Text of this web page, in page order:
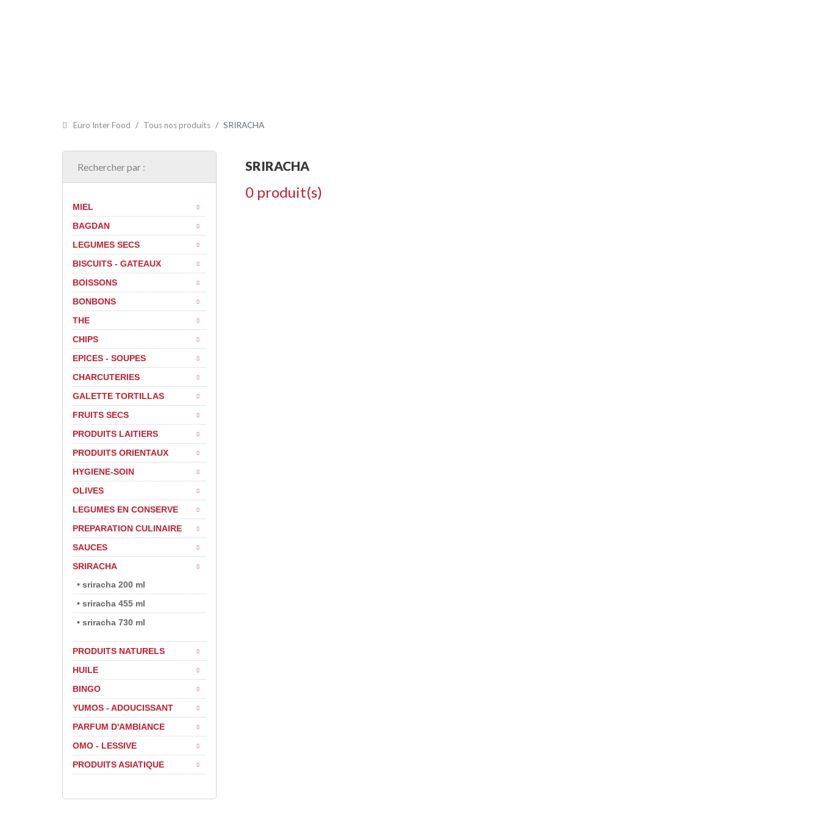
Euro Inter Food Tous nos produits SRIRACHA
Rechercher par :
MIEL
BAGDAN
LEGUMES SECS
BISCUITS - GATEAUX
BOISSONS
BONBONS
THE
CHIPS
EPICES - SOUPES
CHARCUTERIES
GALETTE TORTILLAS
FRUITS SECS
PRODUITS LAITIERS
PRODUITS ORIENTAUX
HYGIENE-SOIN
OLIVES
LEGUMES EN CONSERVE
PREPARATION CULINAIRE
SAUCES
SRIRACHA
• sriracha 200 ml
• sriracha 455 ml
• sriracha 730 ml
PRODUITS NATURELS
HUILE
BINGO
YUMOS - ADOUCISSANT
PARFUM D'AMBIANCE
OMO - LESSIVE
PRODUITS ASIATIQUE
SRIRACHA
0 produit(s)